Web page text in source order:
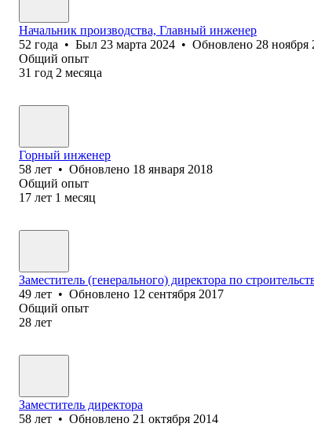
Начальник производства, Главный инженер
52 года • Был 23 марта 2024 • Обновлено 28 ноября
Общий опыт
31 год 2 месяца
Горный инженер
58 лет • Обновлено 18 января 2018
Общий опыт
17 лет 1 месяц
Заместитель (генерального) директора по
49 лет • Обновлено 12 сентября 2017
Общий опыт
28 лет
Заместитель директора
58 лет • Обновлено 21 октября 2014